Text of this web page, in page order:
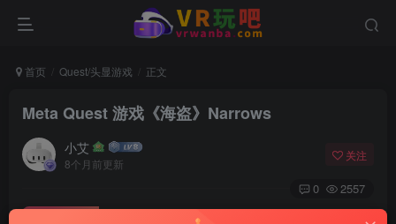
首页 Quest/头显游戏 正文
Meta Quest 游戏《海盗》Narrows
小艾
8个月前更新
关注
0 2557
付费资源